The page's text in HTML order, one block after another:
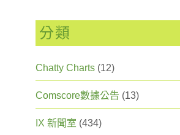
分類
Chatty Charts (12)
Comscore數據公告 (13)
IX 新聞室 (434)